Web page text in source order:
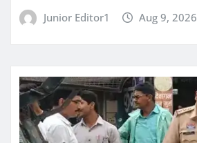
Junior Editor1 Aug 9, 2026